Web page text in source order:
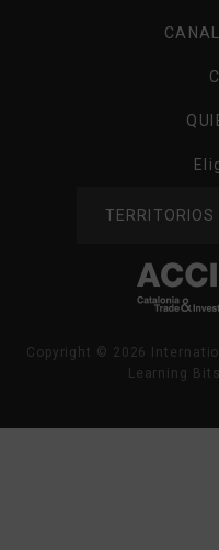
Copyright © 2026
Learning